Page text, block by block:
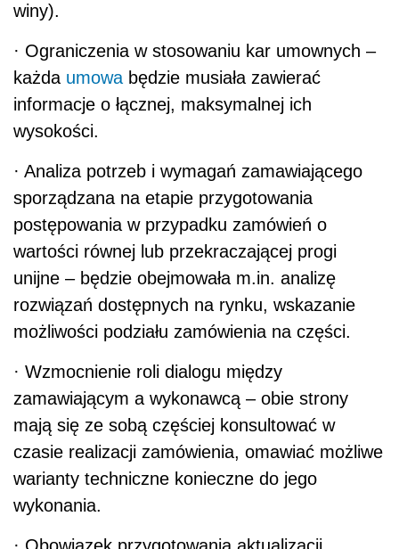
winy).
· Ograniczenia w stosowaniu kar umownych –
każda umowa będzie musiała zawierać
informacje o łącznej, maksymalnej ich
wysokości.
· Analiza potrzeb i wymagań zamawiającego
sporządzana na etapie przygotowania
postępowania w przypadku zamówień o
wartości równej lub przekraczającej progi
unijne – będzie obejmowała m.in. analizę
rozwiązań dostępnych na rynku, wskazanie
możliwości podziału zamówienia na części.
· Wzmocnienie roli dialogu między
zamawiającym a wykonawcą – obie strony
mają się ze sobą częściej konsultować w
czasie realizacji zamówienia, omawiać możliwe
warianty techniczne konieczne do jego
wykonania.